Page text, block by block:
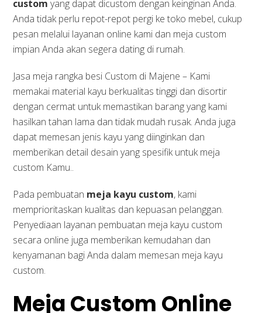
custom yang dapat dicustom dengan keinginan Anda.
Anda tidak perlu repot-repot pergi ke toko mebel, cukup
pesan melalui layanan online kami dan meja custom
impian Anda akan segera dating di rumah.
Jasa meja rangka besi Custom di Majene – Kami
memakai material kayu berkualitas tinggi dan disortir
dengan cermat untuk memastikan barang yang kami
hasilkan tahan lama dan tidak mudah rusak. Anda juga
dapat memesan jenis kayu yang diinginkan dan
memberikan detail desain yang spesifik untuk meja
custom Kamu..
Pada pembuatan meja kayu custom, kami
memprioritaskan kualitas dan kepuasan pelanggan.
Penyediaan layanan pembuatan meja kayu custom
secara online juga memberikan kemudahan dan
kenyamanan bagi Anda dalam memesan meja kayu
custom.
Meja Custom Online